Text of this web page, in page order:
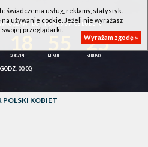
- LOTTO AZS UMCS LUBLIN
25
00:00,
POLSKI KOBIET
świadczenia usług, reklamy, statystyk.
używanie cookie. Jeżeli nie wyrażasz
przeglądarki.
Wyrażam zgodę »